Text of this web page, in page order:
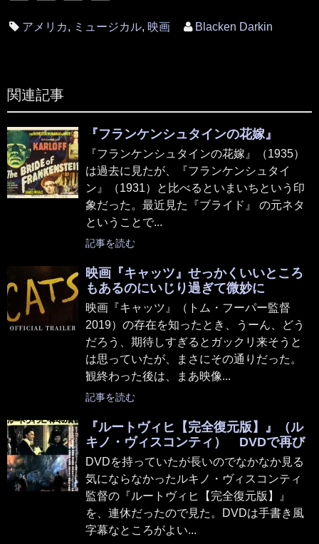
アメリカ, ミュージカル, 映画 Blacken Darkin
関連記事
『フランケンシュタインの花嫁』
『フランケンシュタインの花嫁』（1935）
は過去に見たが、『フランケンシュタイ
ン』（1931）と比べるといまいちという印
象だった。最近見た『ブライド』 の元ネタ
ということで...
記事を読む
映画『キャッツ』せっかくいいところ
もあるのにいじり過ぎて微妙に
映画『キャッツ』（トム・フーパー監督
2019）の存在を知ったとき、うーん、どう
だろう、期待しすぎるとガックリ来そうと
は思っていたが、まさにその通りだった。
観終わった後は、まあ映像...
記事を読む
『ルートヴィヒ【完全復元版】』（ル
キノ・ヴィスコンティ） DVDで再び
DVDを持っていたが長いのでなかなか見る
気にならなかったルキノ・ヴィスコンティ
監督の『ルートヴィヒ【完全復元版】』
を、連休だったので見た。DVDは手書き風
字幕なところがよい...